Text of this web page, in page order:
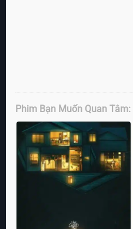
Phim Bạn Muốn Quan Tâm: